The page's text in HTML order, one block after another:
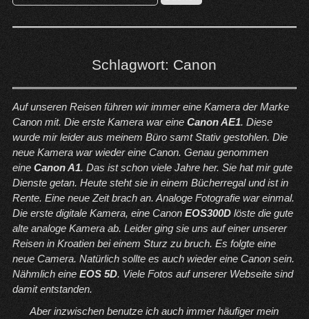
nach:
Schlagwort: Canon
Auf unseren Reisen führen wir immer eine Kamera der Marke
Canon mit. Die erste Kamera war eine Canon AE1. Diese
wurde mir leider aus meinem Büro samt Stativ gestohlen. Die
neue Kamera war wieder eine Canon. Genau genommen
eine Canon A1. Das ist schon viele Jahre her. Sie hat mir gute
Dienste getan. Heute steht sie in einem Bücherregal und ist in
Rente. Eine neue Zeit brach an. Analoge Fotografie war einmal.
Die erste digitale Kamera, eine Canon EOS300Dlöste die gute
alte analoge Kamera ab. Leider ging sie uns auf einer unserer
Reisen in Kroatien bei einem Sturz zu bruch. Es folgte eine
neue Camera. Natürlich sollte es auch wieder eine Canon sein.
Nähmlich eine EOS 5D. Viele Fotos auf unserer Webseite sind
damit entstanden.
Aber inzwischen benutze ich auch immer häufiger mein